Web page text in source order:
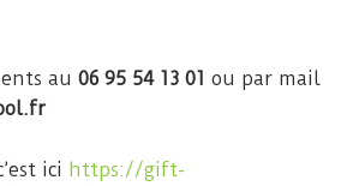
au 06 95 54 13 01 ou par mail
ici https://gift-